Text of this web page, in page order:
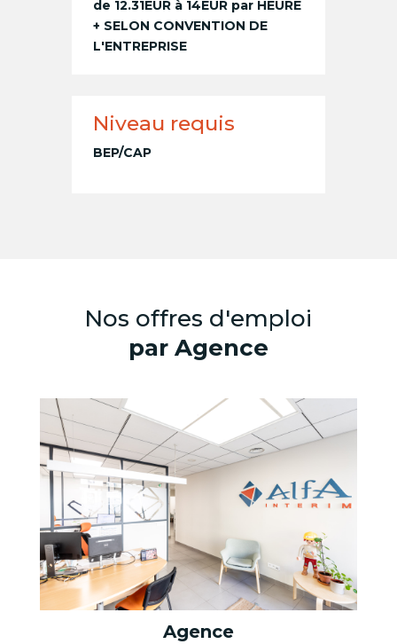
de 12.31EUR à 14EUR par HEURE
+ SELON CONVENTION DE
L'ENTREPRISE
Niveau requis
BEP/CAP
Nos offres d'emploi
par Agence
Agence